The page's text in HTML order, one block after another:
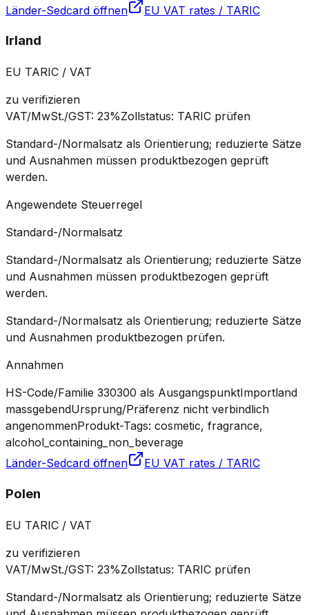
Länder-Sedcard öffnen
EU VAT rates / TARIC
Irland
EU TARIC / VAT
zu verifizieren
VAT/MwSt./GST: 23%Zollstatus: TARIC prüfen
Standard-/Normalsatz als Orientierung; reduzierte Sätze
und Ausnahmen müssen produktbezogen geprüft
werden.
Angewendete Steuerregel
Standard-/Normalsatz
Standard-/Normalsatz als Orientierung; reduzierte Sätze
und Ausnahmen müssen produktbezogen geprüft
werden.
Standard-/Normalsatz als Orientierung; reduzierte Sätze
und Ausnahmen produktbezogen prüfen.
Annahmen
HS-Code/Familie 330300 als AusgangspunktImportland
massgebendUrsprung/Präferenz nicht verbindlich
angenommenProdukt-Tags: cosmetic, fragrance,
alcohol_containing_non_beverage
Länder-Sedcard öffnen
EU VAT rates / TARIC
Polen
EU TARIC / VAT
zu verifizieren
VAT/MwSt./GST: 23%Zollstatus: TARIC prüfen
Standard-/Normalsatz als Orientierung; reduzierte Sätze